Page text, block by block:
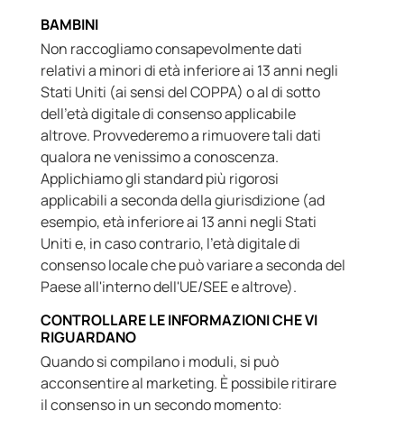
BAMBINI
Non raccogliamo consapevolmente dati
relativi a minori di età inferiore ai 13 anni negli
Stati Uniti (ai sensi del COPPA) o al di sotto
dell'età digitale di consenso applicabile
altrove. Provvederemo a rimuovere tali dati
qualora ne venissimo a conoscenza.
Applichiamo gli standard più rigorosi
applicabili a seconda della giurisdizione (ad
esempio, età inferiore ai 13 anni negli Stati
Uniti e, in caso contrario, l'età digitale di
consenso locale che può variare a seconda del
Paese all'interno dell'UE/SEE e altrove).
CONTROLLARE LE INFORMAZIONI CHE VI
RIGUARDANO
Quando si compilano i moduli, si può
acconsentire al marketing. È possibile ritirare
il consenso in un secondo momento: